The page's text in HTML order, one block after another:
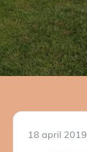
Posted
18 april 2019